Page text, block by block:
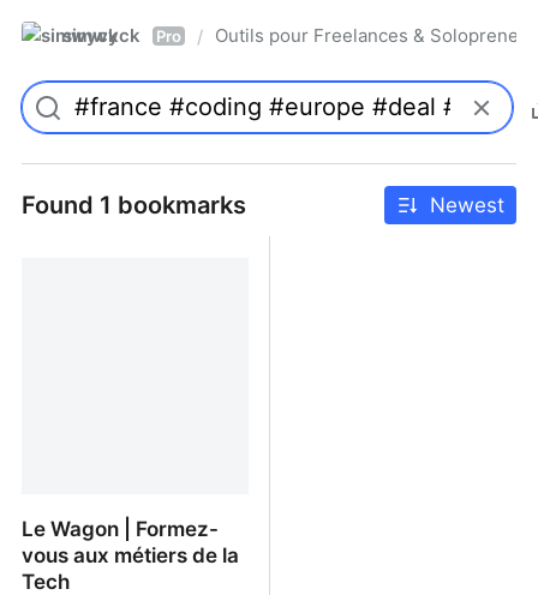
simwyck Pro / Outils pour Freelances &
Found 1 bookmarks Newest
Le Wagon | Formez-
vous aux métiers de la
Tech